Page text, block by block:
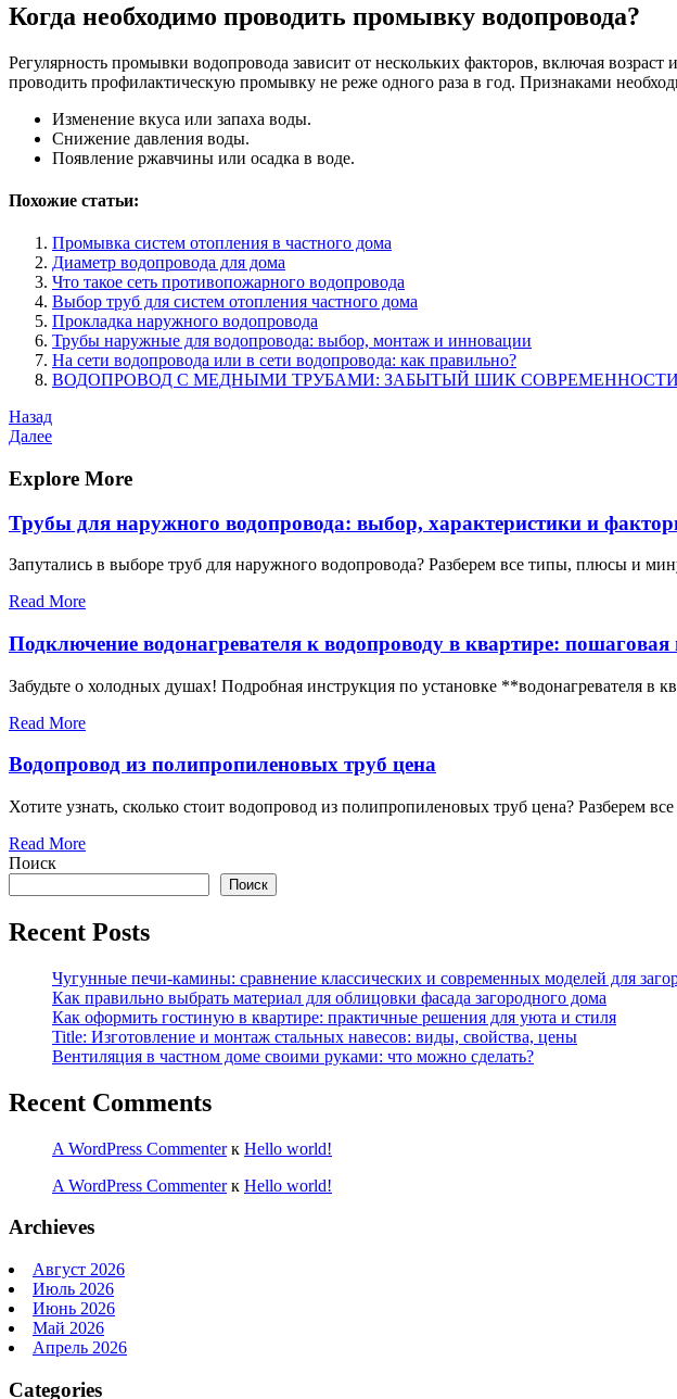
Когда необходимо проводить промывку водопровода?
Регулярность промывки водопровода зависит от нескольких факторов, включая
проводить профилактическую промывку не реже одного раза в год. Признаками
Изменение вкуса или запаха воды.
Снижение давления воды.
Появление ржавчины или осадка в воде.
Похожие статьи:
Промывка систем отопления в частного дома
Диаметр водопровода для дома
Что такое сеть противопожарного водопровода
Выбор труб для систем отопления частного дома
Прокладка наружного водопровода
Трубы наружные для водопровода: выбор, монтаж и инновации
На сети водопровода или в сети водопровода: как правильно?
ВОДОПРОВОД С МЕДНЫМИ ТРУБАМИ: ЗАБЫТЫЙ ШИК СОВРЕМЕННОСТИ
Навигация
по
записям
Предыдущая
запись
Назад
Следующая
Далее
Explore More
Трубы для наружного водопровода: выбор, характеристики и
Запутались в выборе труб для наружного водопровода? Разберем все типы, плюсы и
Read More
Подключение водонагревателя к водопроводу в квартире: пошаговая
Забудьте о холодных душах! Подробная инструкция по установке **водонагревателя в
Read More
Водопровод из полипропиленовых труб цена
Хотите узнать, сколько стоит водопровод из полипропиленовых труб цена?
Read More
Поиск
Поиск
Recent Posts
Чугунные печи-камины: сравнение классических и современных моделей для
Как правильно выбрать материал для облицовки фасада загородного дома
Как оформить гостиную в квартире: практичные решения для уюта и стиля
Title: Изготовление и монтаж стальных навесов: виды, свойства, цены
Вентиляция в частном доме своими руками: что можно сделать?
Recent Comments
A WordPress Commenterк Hello world!
A WordPress Commenterк Hello world!
Archieves
Август 2026
Июль 2026
Июнь 2026
Май 2026
Апрель 2026
Categories